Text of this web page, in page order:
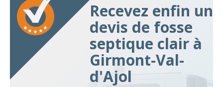
Recevez enfin un
devis de fosse
septique clair à
Girmont-Val-
d'Ajol